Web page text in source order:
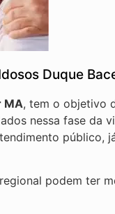
Duque
MA, tem o objetivo
nessa fase da
público,
podem ter